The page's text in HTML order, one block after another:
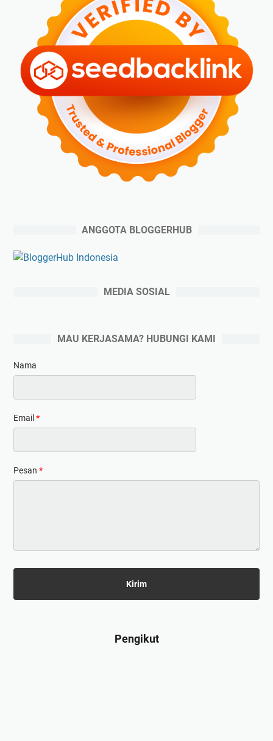
ANGGOTA BLOGGERHUB
MEDIA SOSIAL
MAU KERJASAMA? HUBUNGI KAMI
Nama
Email *
Pesan *
Pengikut